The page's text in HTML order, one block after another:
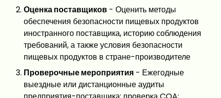
Оценка поставщиков - Оценить методы
обеспечения безопасности пищевых продуктов
иностранного поставщика, историю соблюдения
требований, а также условия безопасности
пищевых продуктов в стране-производителе
Проверочные мероприятия - Ежегодные
выездные или дистанционные аудиты